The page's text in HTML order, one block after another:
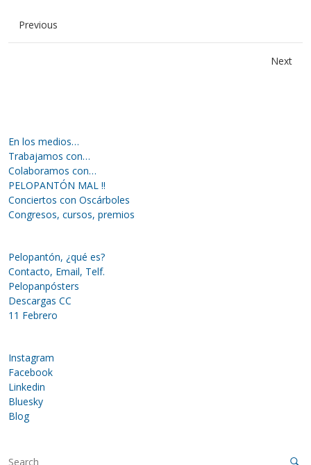
Previous
Next
En los medios…
Trabajamos con…
Colaboramos con…
PELOPANTÓN MAL !!
Conciertos con Oscárboles
Congresos, cursos, premios
Pelopantón, ¿qué es?
Contacto, Email, Telf.
Pelopanpósters
Descargas CC
11 Febrero
Instagram
Facebook
Linkedin
Bluesky
Blog
S